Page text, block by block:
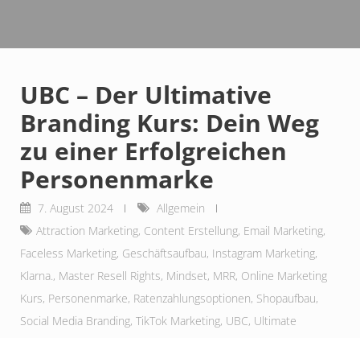
UBC – Der Ultimative
Branding Kurs: Dein Weg
zu einer Erfolgreichen
Personenmarke
7. August 2024
Allgemein
Attraction Marketing, Content Erstellung, Email Marketing,
Faceless Marketing, Geschäftsaufbau, Instagram Marketing,
Klarna. , Master Resell Rights, Mindset, MRR, Online Marketing
Kurs, Personenmarke, Ratenzahlungsoptionen, Shopaufbau,
Social Media Branding, TikTok Marketing, UBC, Ultimate